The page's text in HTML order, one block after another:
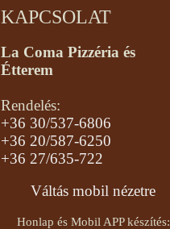
KAPCSOLAT
La Coma Pizzéria és
Étterem
Rendelés:
+36 30/537-6806
+36 20/587-6250
+36 27/635-722
Váltás mobil nézetre
Honlap és Mobil APP készítés: